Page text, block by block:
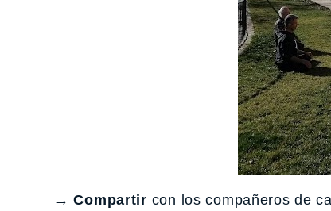
→ Compartir con los compañeros de